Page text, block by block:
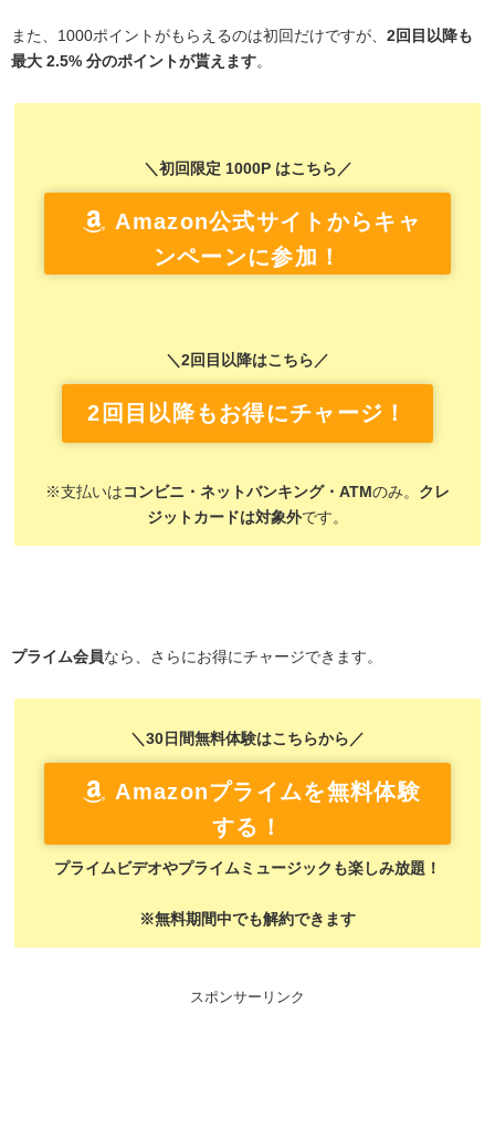
また、1000ポイントがもらえるのは初回だけですが、 2回目以降も
最大 2.5% 分のポイントが貰えます。
＼初回限定 1000P はこちら／
Amazon公式サイトからキャ
ンペーンに参加！
＼2回目以降はこちら／
2回目以降もお得にチャージ！
※支払いは コンビニ・ネットバンキング・ATMのみ。 クレ
ジットカードは対象外です。
プライム会員なら、さらにお得にチャージできます。
＼30日間無料体験はこちらから／
Amazonプライムを無料体験
する！
プライムビデオやプライムミュージックも楽しみ放題！
※無料期間中でも解約できます
スポンサーリンク